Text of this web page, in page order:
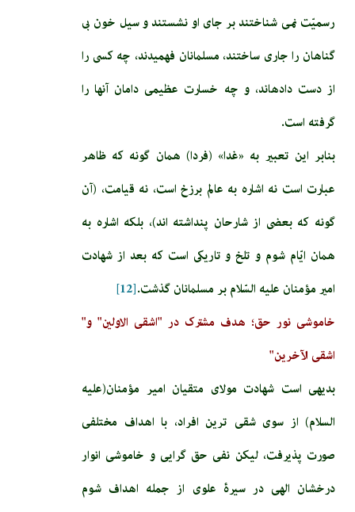
رسميّت نمى ‏شناختند بر جاى او نشستند و سيل خون بى‏
گناهان را جارى ساختند، مسلمانان فهميدند، چه كسى را
از دست داده‏اند، و چه خسارت عظيمى دامان آنها را
گرفته است.
بنابر اين تعبير به «غدا» (فردا) همان گونه كه ظاهر
عبارت است نه اشاره به عالم برزخ است، نه قيامت، (آن
گونه كه بعضى از شارحان پنداشته ‏اند)، بلكه اشاره به
همان ايّام شوم و تلخ و تاريكى است كه بعد از شهادت
امير مؤمنان عليه السّلام بر مسلمانان گذشت.[12]
خاموشی نور حق؛ هدف مشترک در "اشقى الاولين" و"
اشقى الآخرين"
بدیهی است شهادت مولای متقیان امیر مؤمنان(علیه
السلام) از سوی شقی ترین افراد، با اهداف مختلفی
صورت پذیرفت، لیکن نفی حق گرایی و خاموشی انوار
درخشان الهی در سیرۀ علوی از جمله اهداف شوم